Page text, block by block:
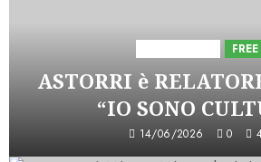
FREE
ASTORRI è
“IO SONO
14/06/2026 0